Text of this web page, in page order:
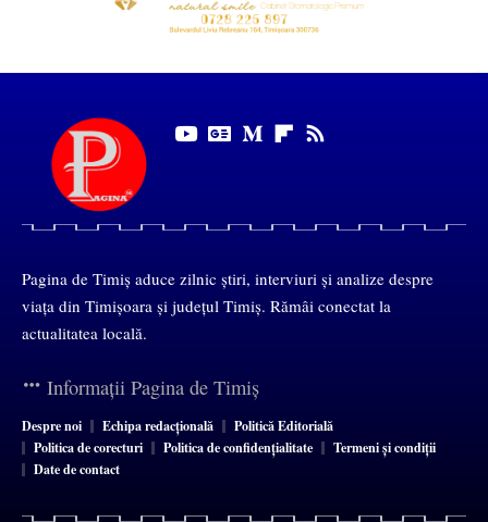
Pagina de Timiș aduce zilnic știri, interviuri și analize despre
viața din Timișoara și județul Timiș. Rămâi conectat la
actualitatea locală.
Informații Pagina de Timiș
Despre noi Echipa redacțională
Politică Editorială
Politica de corecturi
Politica de confidențialitate
Termeni și condiții
Date de contact